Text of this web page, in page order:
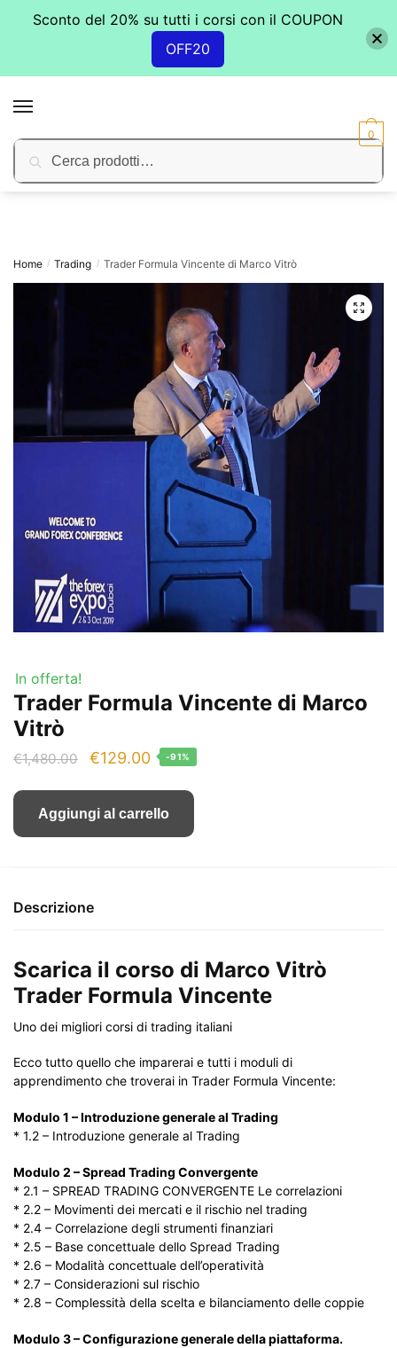
Cerca:Cerca
0
Home / Trading / Trader Formula Vincente di Marco Vitrò
In offerta!
Trader Formula Vincente di Marco
Vitrò
€1,480.00
Il
originale
€129.00Il
attuale
-91%
Aggiungi al carrello
Descrizione
Scarica il corso di Marco Vitrò
Trader Formula Vincente
Uno dei migliori corsi di trading italiani
Ecco tutto quello che imparerai e tutti i moduli di
apprendimento che troverai in Trader Formula Vincente:
Modulo 1 – Introduzione generale al Trading
* 1.2 – Introduzione generale al Trading
Modulo 2 – Spread Trading Convergente
* 2.1 – SPREAD TRADING CONVERGENTE Le correlazioni
* 2.2 – Movimenti dei mercati e il rischio nel trading
* 2.4 – Correlazione degli strumenti finanziari
* 2.5 – Base concettuale dello Spread Trading
* 2.6 – Modalità concettuale dell’operatività
* 2.7 – Considerazioni sul rischio
* 2.8 – Complessità della scelta e bilanciamento delle coppie
Modulo 3 – Configurazione generale della piattaforma.
Sconto del 20% su tutti i corsi con il COUPON
OFF20